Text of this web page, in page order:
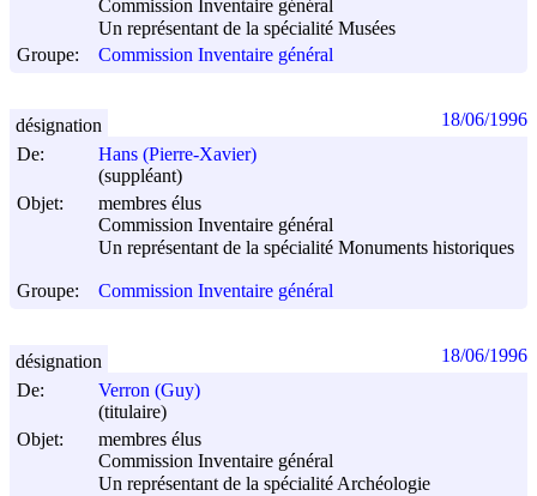
Commission Inventaire général
Un représentant de la spécialité Musées
Groupe:
Commission Inventaire général
De:
Hans (Pierre-Xavier)
(suppléant)
Objet:
membres élus
Commission Inventaire général
Un représentant de la spécialité Monuments historiques
Groupe: Commission Inventaire général
désignation 18/06/1996
De:
Verron (Guy)
(titulaire)
Objet:
membres élus
Commission Inventaire général
Un représentant de la spécialité Archéologie
désignation 18/06/1996